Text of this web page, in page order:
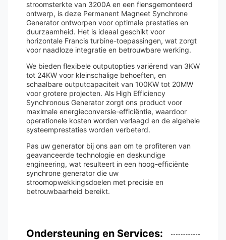
stroomsterkte van 3200A en een flensgemonteerd
ontwerp, is deze Permanent Magneet Synchrone
Generator ontworpen voor optimale prestaties en
duurzaamheid. Het is ideaal geschikt voor
horizontale Francis turbine-toepassingen, wat zorgt
voor naadloze integratie en betrouwbare werking.
We bieden flexibele outputopties variërend van 3KW
tot 24KW voor kleinschalige behoeften, en
schaalbare outputcapaciteit van 100KW tot 20MW
voor grotere projecten. Als High Efficiency
Synchronous Generator zorgt ons product voor
maximale energieconversie-efficiëntie, waardoor
operationele kosten worden verlaagd en de algehele
systeemprestaties worden verbeterd.
Pas uw generator bij ons aan om te profiteren van
geavanceerde technologie en deskundige
engineering, wat resulteert in een hoog-efficiënte
synchrone generator die uw
stroomopwekkingsdoelen met precisie en
betrouwbaarheid bereikt.
Ondersteuning en Services: